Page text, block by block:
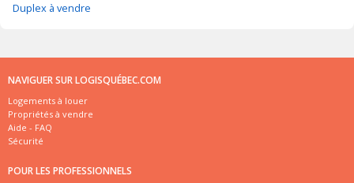
Duplex à vendre
NAVIGUER SUR LOGISQUÉBEC.COM
Logements à louer
Propriétés à vendre
Aide - FAQ
Sécurité
POUR LES PROFESSIONNELS